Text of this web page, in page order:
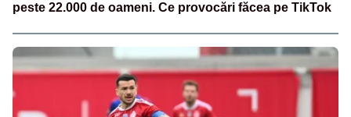
peste 22.000 de oameni. Ce provocări făcea pe TikTok